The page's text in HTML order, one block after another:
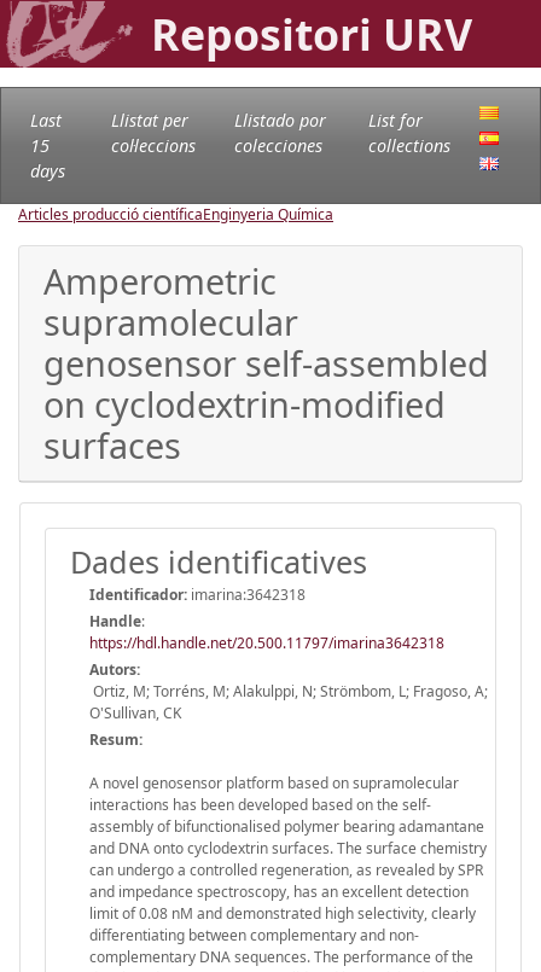
Repositori URV
Last
15
days
Llistat per
col·leccions
Llistado por
colecciones
List for
collections
Articles producció científicaEnginyeria Química
Amperometric
supramolecular
genosensor self-assembled
on cyclodextrin-modified
surfaces
Dades identificatives
Identificador: imarina:3642318
Handle:
https://hdl.handle.net/20.500.11797/imarina3642318
Autors:
Ortiz, M; Torréns, M; Alakulppi, N; Strömbom, L; Fragoso, A;
O'Sullivan, CK
Resum:
A novel genosensor platform based on supramolecular
interactions has been developed based on the self-
assembly of bifunctionalised polymer bearing adamantane
and DNA onto cyclodextrin surfaces. The surface chemistry
can undergo a controlled regeneration, as revealed by SPR
and impedance spectroscopy, has an excellent detection
limit of 0.08 nM and demonstrated high selectivity, clearly
differentiating between complementary and non-
complementary DNA sequences. The performance of the